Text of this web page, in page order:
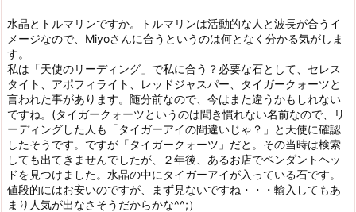
水晶とトルマリンですか。トルマリンは活動的な人と波長が合うイ
メージなので、Miyoさんに合うというのは何となく分かる気がしま
す。
私は「天使のリーディング」で私に合う？必要な石として、セレス
タイト、アポフィライト、レッドジャスパー、タイガークォーツと
言われた事があります。随分前なので、今はまた違うかもしれない
ですね。(タイガークォーツというのは聞き慣れない名前なので、リ
ーディングした人も「タイガーアイの間違いじゃ？」と天使に確認
したそうです。ですが「タイガークォーツ」だと。その当時は検索
しても出てきませんでしたが、２年後、あるお店でペンダントヘッ
ドを見つけました。水晶の中にタイガーアイが入っている石です。
値段的にはお安いのですが、まず見ないですね・・・輸入してもあ
まり人気が出なさそうだからかな^^;）